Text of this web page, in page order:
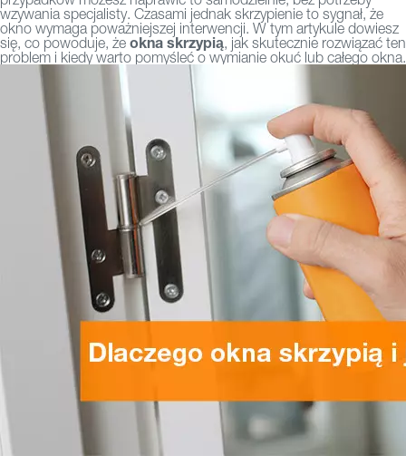
wzywania specjalisty. Czasami jednak skrzypienie to sygnał, że
okno wymaga poważniejszej interwencji. W tym artykule dowiesz
się, co powoduje, że okna skrzypią, jak skutecznie rozwiązać ten
problem i kiedy warto pomyśleć o wymianie okuć lub całego okna.